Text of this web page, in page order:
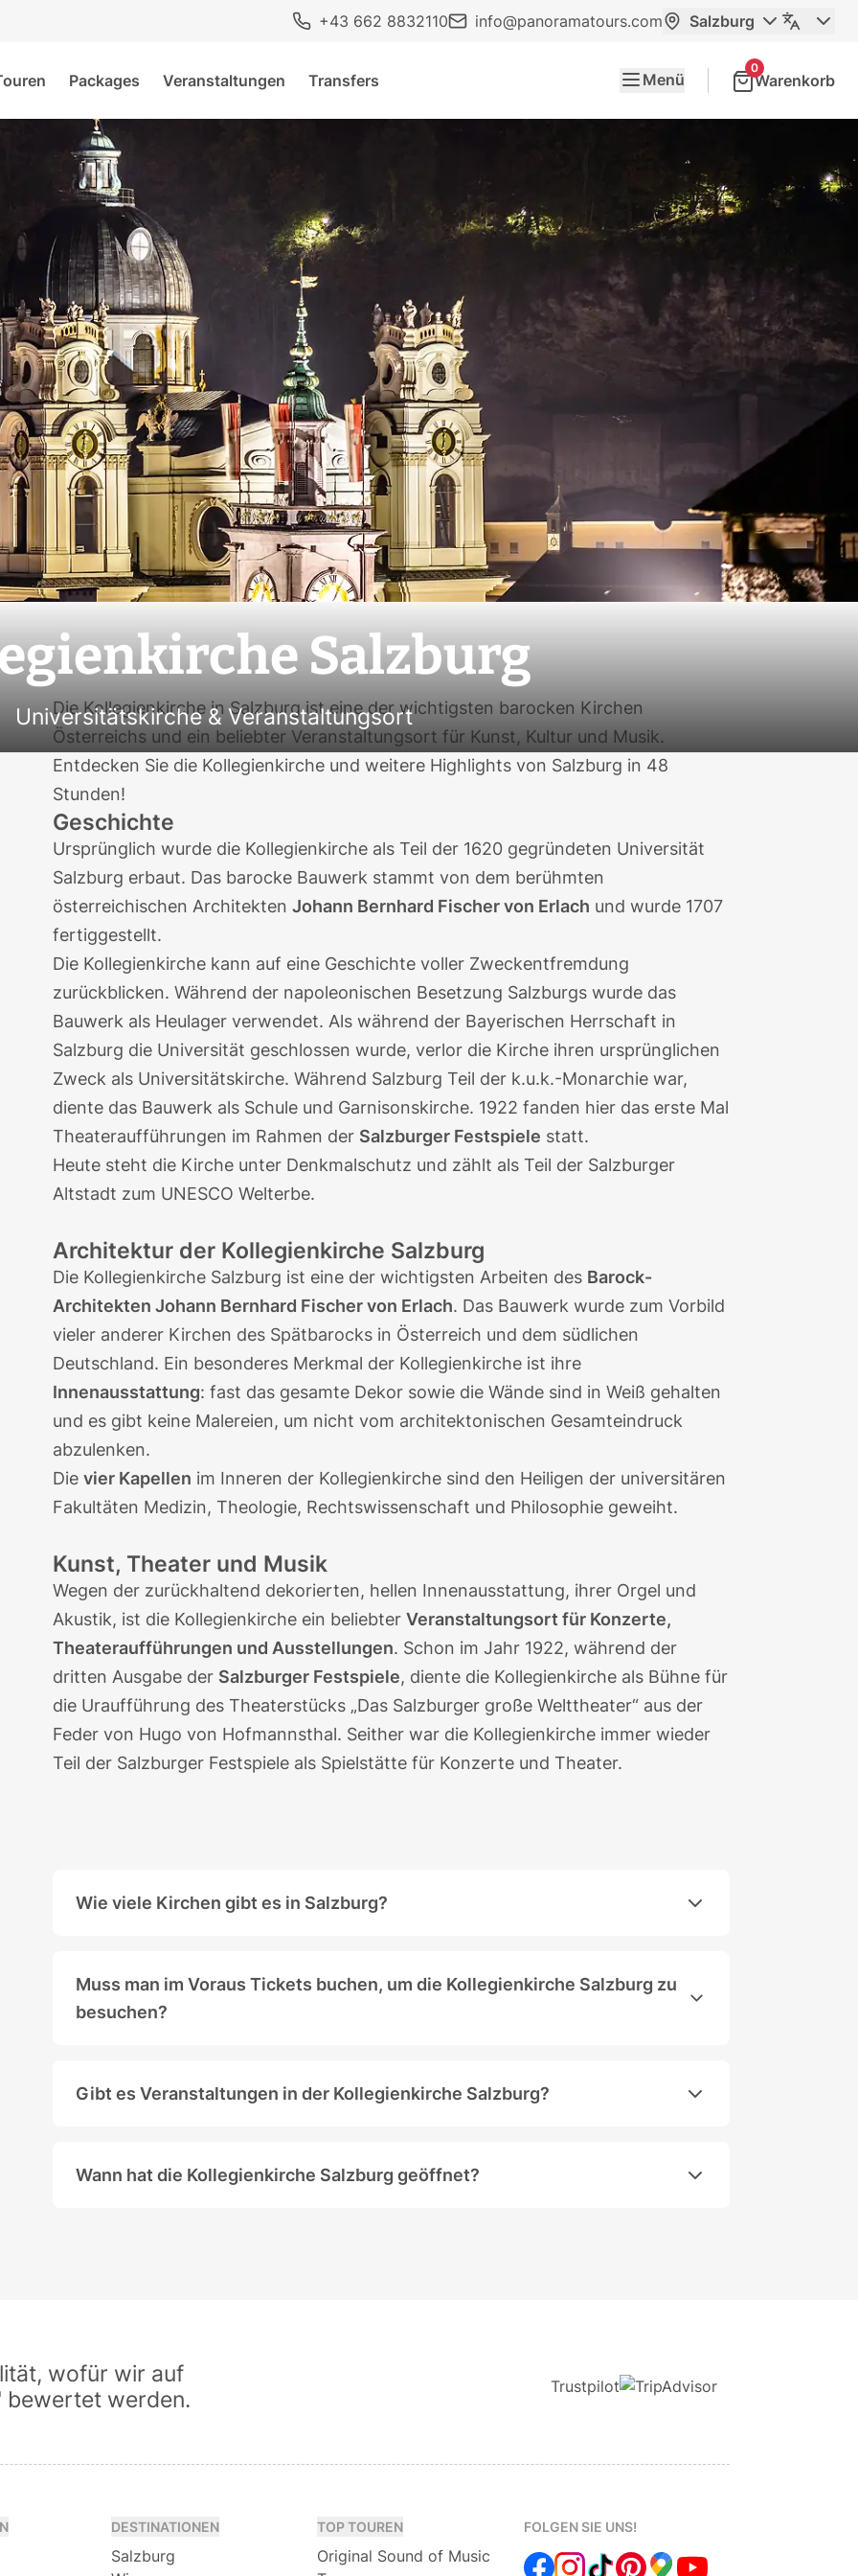
+43 662 8832110 info@panoramatours.com Salzburg
Packages Veranstaltungen Transfers Menü
0
Warenkorb
Salzburg
Universitätskirche & Veranstaltungsort
Die Kollegienkirche in Salzburg ist eine der wichtigsten barocken Kirchen
Österreichs und ein beliebter Veranstaltungsort für Kunst, Kultur und Musik.
Entdecken Sie die Kollegienkirche und weitere Highlights von Salzburg in 48
Stunden!
Geschichte
Ursprünglich wurde die Kollegienkirche als Teil der 1620 gegründeten Universität
Salzburg erbaut. Das barocke Bauwerk stammt von dem berühmten
österreichischen ArchitektenJohann Bernhard Fischer von Erlach und wurde 1707
fertiggestellt.
Die Kollegienkirche kann auf eine Geschichte voller Zweckentfremdung
zurückblicken. Während der napoleonischen Besetzung Salzburgs wurde das
Bauwerk als Heulager verwendet. Als während der Bayerischen Herrschaft in
Salzburg die Universität geschlossen wurde, verlor die Kirche ihren ursprünglichen
Zweck als Universitätskirche. Während Salzburg Teil der k.u.k.-Monarchie war,
diente das Bauwerk als Schule und Garnisonskirche. 1922 fanden hier das erste Mal
Theateraufführungen im Rahmen der Salzburger Festspiele statt.
Heute steht die Kirche unter Denkmalschutz und zählt als Teil der Salzburger
Altstadt zum UNESCO Welterbe.
Architektur der Kollegienkirche Salzburg
Die Kollegienkirche Salzburg ist eine der wichtigsten Arbeiten des Barock-
Architekten Johann Bernhard Fischer von Erlach. Das Bauwerk wurde zum Vorbild
vieler anderer Kirchen des Spätbarocks in Österreich und dem südlichen
Deutschland. Ein besonderes Merkmal der Kollegienkirche ist ihre
Innenausstattung: fast das gesamte Dekor sowie die Wände sind in Weiß gehalten
und es gibt keine Malereien, um nicht vom architektonischen Gesamteindruck
abzulenken.
Dievier Kapellen im Inneren der Kollegienkirche sind den Heiligen der universitären
Fakultäten Medizin, Theologie, Rechtswissenschaft und Philosophie geweiht.
Kunst, Theater und Musik
Wegen der zurückhaltend dekorierten, hellen Innenausstattung, ihrer Orgel und
Akustik, ist die Kollegienkirche ein beliebterVeranstaltungsort für Konzerte,
Theateraufführungen und Ausstellungen. Schon im Jahr 1922, während der
dritten Ausgabe der Salzburger Festspiele, diente die Kollegienkirche als Bühne für
die Uraufführung des Theaterstücks „Das Salzburger große Welttheater“ aus der
Feder von Hugo von Hofmannsthal. Seither war die Kollegienkirche immer wieder
Teil der Salzburger Festspiele als Spielstätte für Konzerte und Theater.
Wie viele Kirchen gibt es in Salzburg?
Muss man im Voraus Tickets buchen, um die Kollegienkirche Salzburg zu
besuchen?
Gibt es Veranstaltungen in der Kollegienkirche Salzburg?
Wann hat die Kollegienkirche Salzburg geöffnet?
wofür wir auf
bewertet werden.
Trustpilot
DESTINATIONEN
Salzburg
TOP TOUREN
Original Sound of Music
FOLGEN SIE UNS!